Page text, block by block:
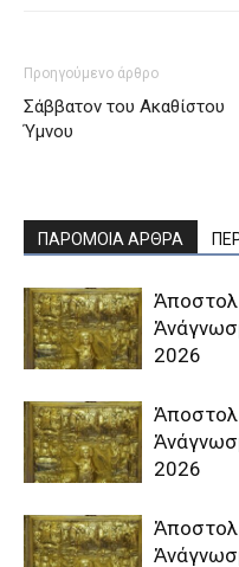
Προηγούμενο άρθρο
Σάββατον του Ακαθίστου
Ύμνου
ΠΑΡΟΜΟΙΑ ΑΡΘΡΑ
2026
2026